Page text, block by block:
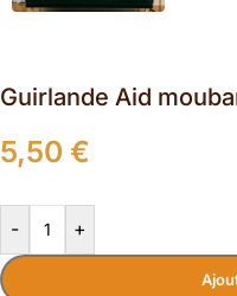
Guirlande Aid
5,50 €
- +